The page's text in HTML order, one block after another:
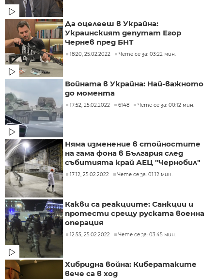
Да оцелееш в Украйна:
Украинският депутат Егор
Чернев пред БНТ
18:20, 25.02.2022 Чете се за: 03:22 мин.
Войната в Украйна: Най-важното
до момента
17:52, 25.02.2022 6148 Чете се за: 00:12 мин.
Няма изменение в стойностите
на гама фона в България след
събитията край АЕЦ "Чернобил"
17:12, 25.02.2022 Чете се за: 01:12 мин.
Какви са реакциите: Санкции и
протести срещу руската военна
операция
12:55, 25.02.2022 Чете се за: 03:45 мин.
Хибридна война: Кибератаките
вече са в ход